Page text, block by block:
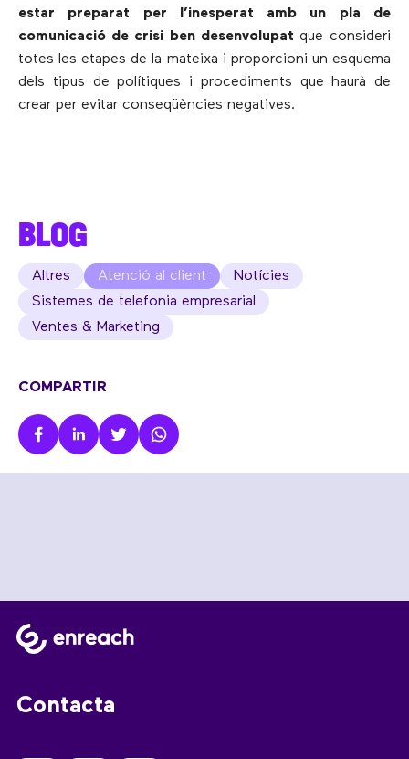
estar preparat per l’inesperat amb un pla de
comunicació de crisi ben desenvolupat que consideri
totes les etapes de la mateixa i proporcioni un esquema
dels tipus de polítiques i procediments que haurà de
crear per evitar conseqüències negatives.
BLOG
Altres Atenció al client
Notícies
Sistemes de telefonia empresarial
Ventes & Marketing
COMPARTIR
Contacta